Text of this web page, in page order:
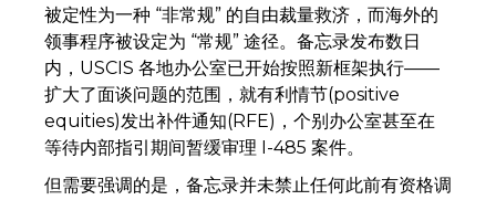
被定性为一种 “非常规” 的自由裁量救济，而海外的
领事程序被设定为 “常规” 途径。备忘录发布数日
内，USCIS 各地办公室已开始按照新框架执行——
扩大了面谈问题的范围，就有利情节(positive
equities)发出补件通知(RFE)，个别办公室甚至在
等待内部指引期间暂缓审理 I-485 案件。
但需要强调的是，备忘录并未禁止任何此前有资格调